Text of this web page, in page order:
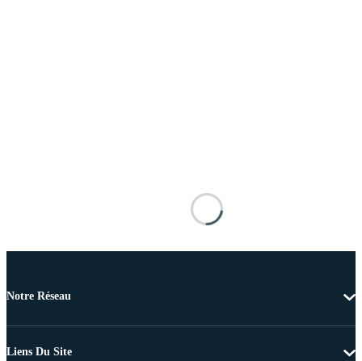
Notre Réseau
Liens Du Site